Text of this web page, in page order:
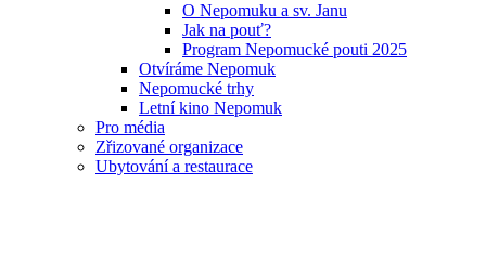
O Nepomuku a sv. Janu
Jak na pouť?
Program Nepomucké pouti 2025
Otvíráme Nepomuk
Nepomucké trhy
Letní kino Nepomuk
Pro média
Zřizované organizace
Ubytování a restaurace